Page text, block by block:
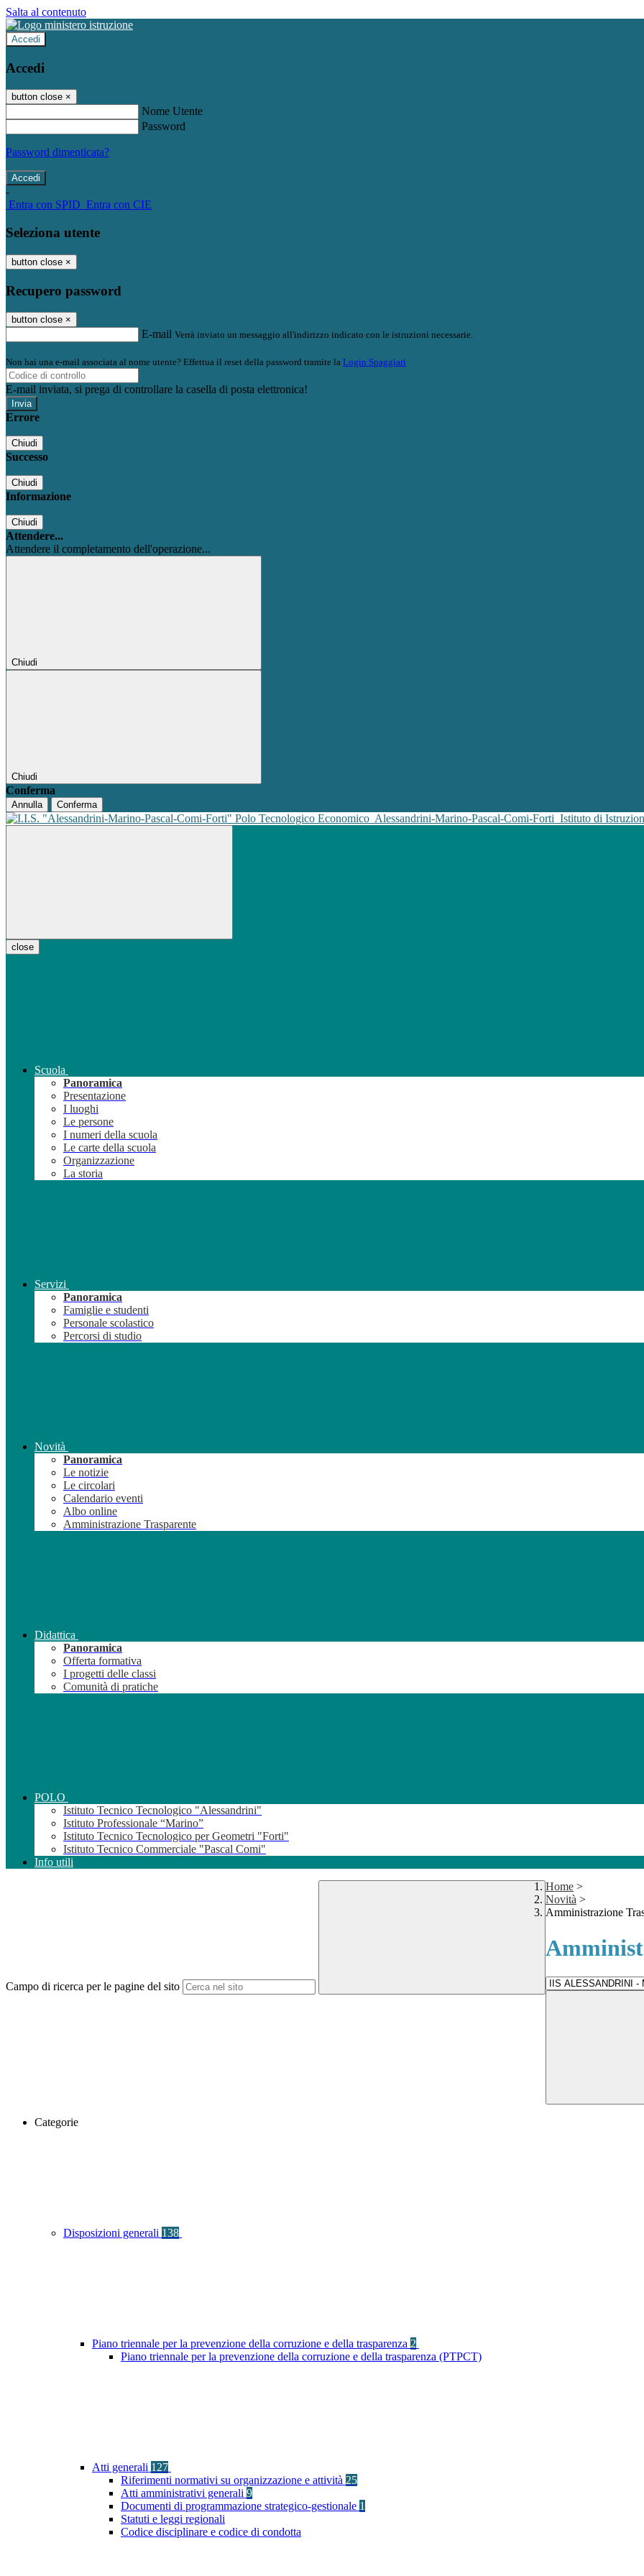
Salta al contenuto
Accedi
Accedi
button close ×
Nome Utente
Password
Password dimenticata?
-
Entra con SPID Entra con CIE
Seleziona utente
button close ×
Recupero password
button close ×
E-mail Verrà inviato un messaggio all'indirizzo indicato con le istruzioni necessarie.
Non hai una e-mail associata al nome utente? Effettua il reset della password tramite la Login Spaggiari
E-mail inviata, si prega di controllare la casella di posta elettronica!
Errore
Chiudi
Successo
Chiudi
Informazione
Chiudi
Attendere...
Attendere il completamento dell'operazione...
Chiudi
Chiudi
Conferma
Annulla Conferma
Polo Tecnologico Economico Alessandrini-Marino-Pascal-Comi-Forti Istituto di
close
Scuola
Panoramica
Presentazione
I luoghi
Le persone
I numeri della scuola
Le carte della scuola
Organizzazione
La storia
Servizi
Panoramica
Famiglie e studenti
Personale scolastico
Percorsi di studio
Novità
Panoramica
Le notizie
Le circolari
Calendario eventi
Albo online
Amministrazione Trasparente
Didattica
Panoramica
Offerta formativa
I progetti delle classi
Comunità di pratiche
POLO
Istituto Tecnico Tecnologico "Alessandrini"
Istituto Professionale “Marino”
Istituto Tecnico Tecnologico per Geometri "Forti"
Istituto Tecnico Commerciale "Pascal Comi"
Info utili
Campo di ricerca per le pagine del sito
Home >
Novità >
Amministrazione
Categorie
Disposizioni generali 138
Piano triennale per la prevenzione della corruzione e della trasparenza 2
Piano triennale per la prevenzione della corruzione e della trasparenza (PTPCT)
Atti generali 127
Riferimenti normativi su organizzazione e attività 25
Atti amministrativi generali 9
Documenti di programmazione strategico-gestionale 1
Statuti e leggi regionali
Codice disciplinare e codice di condotta